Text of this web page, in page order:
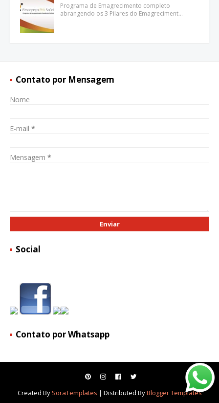
Programa de Emagrecimento completo
abrangendo os 3 Pilares do Emagreciment…
Contato por Mensagem
Nome
E-mail *
Mensagem *
Social
Contato por Whatsapp
Created By SoraTemplates | Distributed ByBlogger Templates